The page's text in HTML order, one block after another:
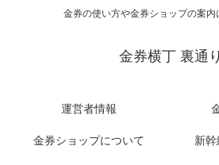
金券の使い方や金券ショップの案
金券横丁 裏通
運営者情報
金券ショップについて 新